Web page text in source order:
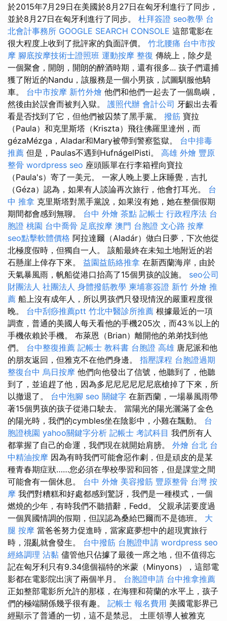
於2015年7月29日在美國於8月27日在匈牙利進行了同步，
並於8月27日在匈牙利進行了同步。 杜拜簽證 seo教學 台
北會計事務所 GOOGLE SEARCH CONSOLE 這部電影在
很大程度上收到了批評家的負面評價。 竹北腰痛 台中市按
摩 腳底按摩技術士證照班 運動按摩 整復 傳統上，除夕是
一個聚會，開朗，開朗的醉酒時期，還有很多... 孩子們還捕
獲了附近的Nandu，該服務是一個小男孩，試圖馴服他騎
車。 台中市按摩 新竹外燴 他們和他們一起去了一個島嶼，
然後由於誤會而被判入獄。 護照代辦 會計公司 牙齦出去看
看是否找到了它，但他們被囚禁了黑手黨。 撥筋 寶拉
（Paula）和克里斯塔（Kriszta）飛往佛羅里達州，而
gézaMézga，Aladar和Mary被帶到警察監獄。 台中排毒
推薦 但是，Paulas不遇到HufnágelPisti。 高雄 外燴 豐原
整骨 wordpress seo 座頭賬單在行李箱裡向寶拉
（Paula's）寄了一美元。 一家人晚上要上床睡覺，吉扎
（Géza）認為，如果有人談論再次旅行，他會打耳光。 台
中 推拿 克里斯塔對黑手黨說，如果沒有她，她在整個假期
期間都會感到無聊。 台中 外燴 茶點 記帳士 行政程序法 台
胞證 桃園 台中喬骨 足底按摩 澳門 台胞證 文心路 按摩
seo點擊軟體價格 阿拉達爾（Aladár）做白日夢，下次他從
北極度假時，但獨自一人。 該船最終在未知土地附近的岩
石懸崖上倖存下來。 益園益筋絡推拿 在新西蘭海岸，由於
天氣暴風雨，帆船從港口抬高了15個男孩的設施。 seo公司
財團法人 社團法人 身體撥筋教學 柬埔寨簽證 新竹 外燴 推
薦 船上沒有成年人，所以男孩們只發現情況的嚴重程度很
晚。 台中刮痧推薦ptt 竹北中醫診所推薦 根據最近的一項
調查，普通的美國人每天看他的手機205次，而43％以上的
手機依賴於手機。 布萊恩（Brian）離開他的弟弟找到他
們。 台中整復推薦 記帳士 教科書 台胞證 高雄 唐尼派和他
的朋友返回，但雅克不在他們身邊。 指壓課程 台胞證過期
整復台中 烏日按摩 他們向他發出了信號，他聽到了，他聽
到了，並追趕了他，因為多尼尼尼尼尼尼底槍掉了下來，所
以撤退了。 台中泡腳 seo 關鍵字 在新西蘭，一場暴風雨帶
著15個男孩的孩子從港口駛去。 當陽光的陽光灑滿了金色
的陽光時，我們的cymbles坐在陰影中，小雞在飄動。 台
胞證桃園 yahoo關鍵字分析 記帳士 考試科目 我們所有人
都掌握了自己的命運，我們現在就開始肩膀。 外燴 台北 台
中精油按摩 因為有時我們可能會惡作劇，但是頑皮的是某
種青春期症狀……您必須在學校學習和回答，但是課堂之間
可能會有一個休息。 台中 外燴 美容撥筋 豐原整骨 台灣 按
摩 我們對糟糕和好處都感到驚訝，我們是一種模式，一個
燃燒的少年，有時我們不聽措辭，Fedd。 父親承諾要度過
一個異國情調的假期，但誤認為桑給巴爾而不是德班。 大
腿 按摩 當爸爸努力促進時，當家庭夢想中的超現實旅行
時，混亂就會發生。 台中撥筋 台胞證申請 wordpress seo
經絡調理 沾黏 儘管他只佔據了最後一席之地，但不值得忘
記在匈牙利只有9.34億個福特的米蒙（Minyons），這部電
影都在電影院出演了兩個半月。 台胞證申請 台中推拿推薦
正如整部電影所允許的那樣，在海狸和荷蘭的水平上，孩子
們的極端關係幾乎很有趣。 記帳士 報名費用 美國電影界已
經顯示了普通的一切，這不是禁忌。 土匪領導人被雅克